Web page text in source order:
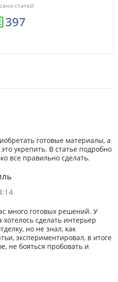
статей
397
готовые материалы, а
укрепить. В статье подробно
все правильно сделать.
много готовых решений. У
сделать интерьер
но не знал, как
экспериментировал, в итоге
не бояться пробовать и